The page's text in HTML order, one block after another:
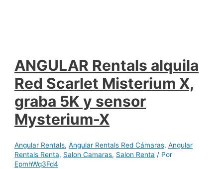
ANGULAR Rentals alquila
Red Scarlet Misterium X,
graba 5K y sensor
Mysterium-X
Angular Rentals,Angular Rentals Red Cámaras,Angular
Rentals Renta, Salon Camaras, Salon Renta / Por
EpmhWq3Fd4